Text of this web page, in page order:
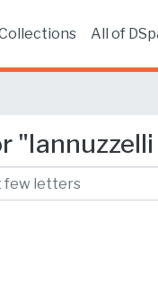
All of
"Iannuzzelli